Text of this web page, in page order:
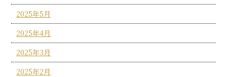
2025年5月
2025年4月
2025年3月
2025年2月